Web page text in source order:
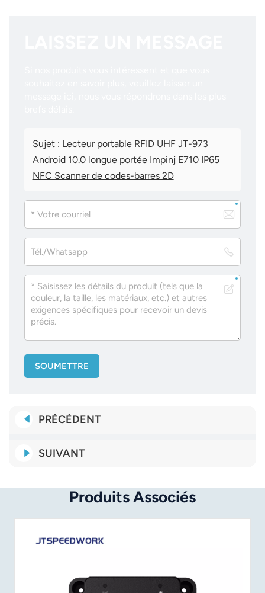
Sujet : Lecteur portable RFID UHF JT-973
Android 10.0 longue portée Impinj E710 IP65
NFC Scanner de codes-barres 2D
SOUMETTRE
PRÉCÉDENT
SUIVANT
Produits Associés